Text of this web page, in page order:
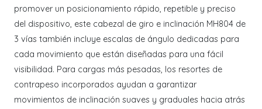
promover un posicionamiento rápido, repetible y preciso
del dispositivo, este cabezal de giro e inclinación MH804 de
3 vías también incluye escalas de ángulo dedicadas para
cada movimiento que están diseñadas para una fácil
visibilidad. Para cargas más pesadas, los resortes de
contrapeso incorporados ayudan a garantizar
movimientos de inclinación suaves y graduales hacia atrás